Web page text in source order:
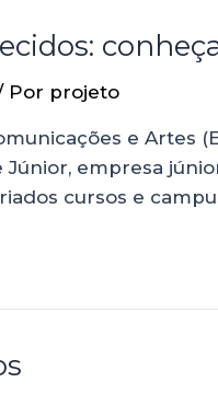
Por projeto
e Artes
empresa
cursos e